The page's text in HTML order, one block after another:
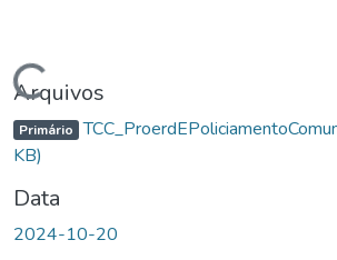
Arquivos
Primário
KB)
Data
2024-10-20